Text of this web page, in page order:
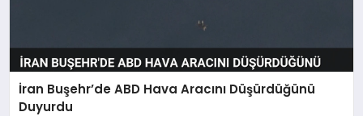
YAŞAM
İran Buşehr’de ABD Hava Aracını Düşürdüğünü
Duyurdu